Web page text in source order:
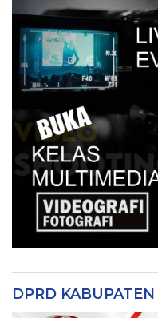
DPRD KABUPATEN